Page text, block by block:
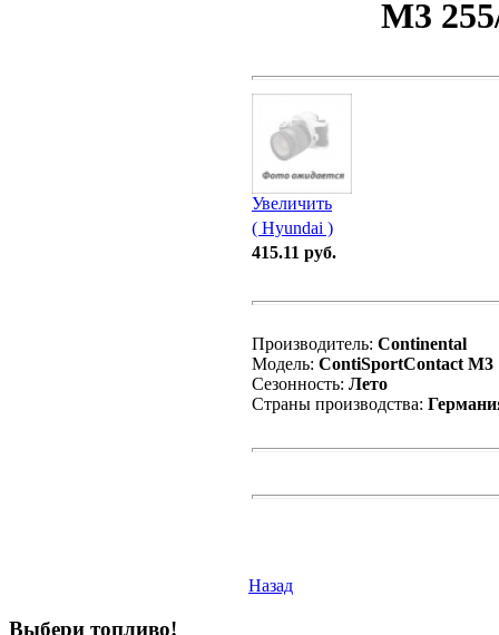
M3
Увеличить
( Hyundai )
415.11 руб.
Производитель: Continental
Модель: ContiSportContact M3
Сезонность: Лето
Страны производства:
Назад
Выбери топливо!